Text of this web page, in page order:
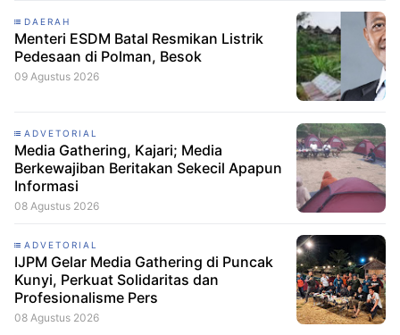
DAERAH
Menteri ESDM Batal Resmikan Listrik
Pedesaan di Polman, Besok
09 Agustus 2026
ADVETORIAL
Media Gathering, Kajari; Media
Berkewajiban Beritakan Sekecil Apapun
Informasi
08 Agustus 2026
ADVETORIAL
IJPM Gelar Media Gathering di Puncak
Kunyi, Perkuat Solidaritas dan
Profesionalisme Pers
08 Agustus 2026